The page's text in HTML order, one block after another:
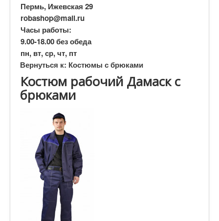
Пермь, Ижевская 29
robashop@mail.ru
Часы работы:
9.00-18.00 без обеда
пн, вт, ср, чт, пт
Вернуться к: Костюмы с брюками
Костюм рабочий Дамаск c
брюками